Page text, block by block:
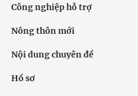
Công nghiệp hỗ trợ
Nông thôn mới
Nội dung chuyên đề
Hồ sơ